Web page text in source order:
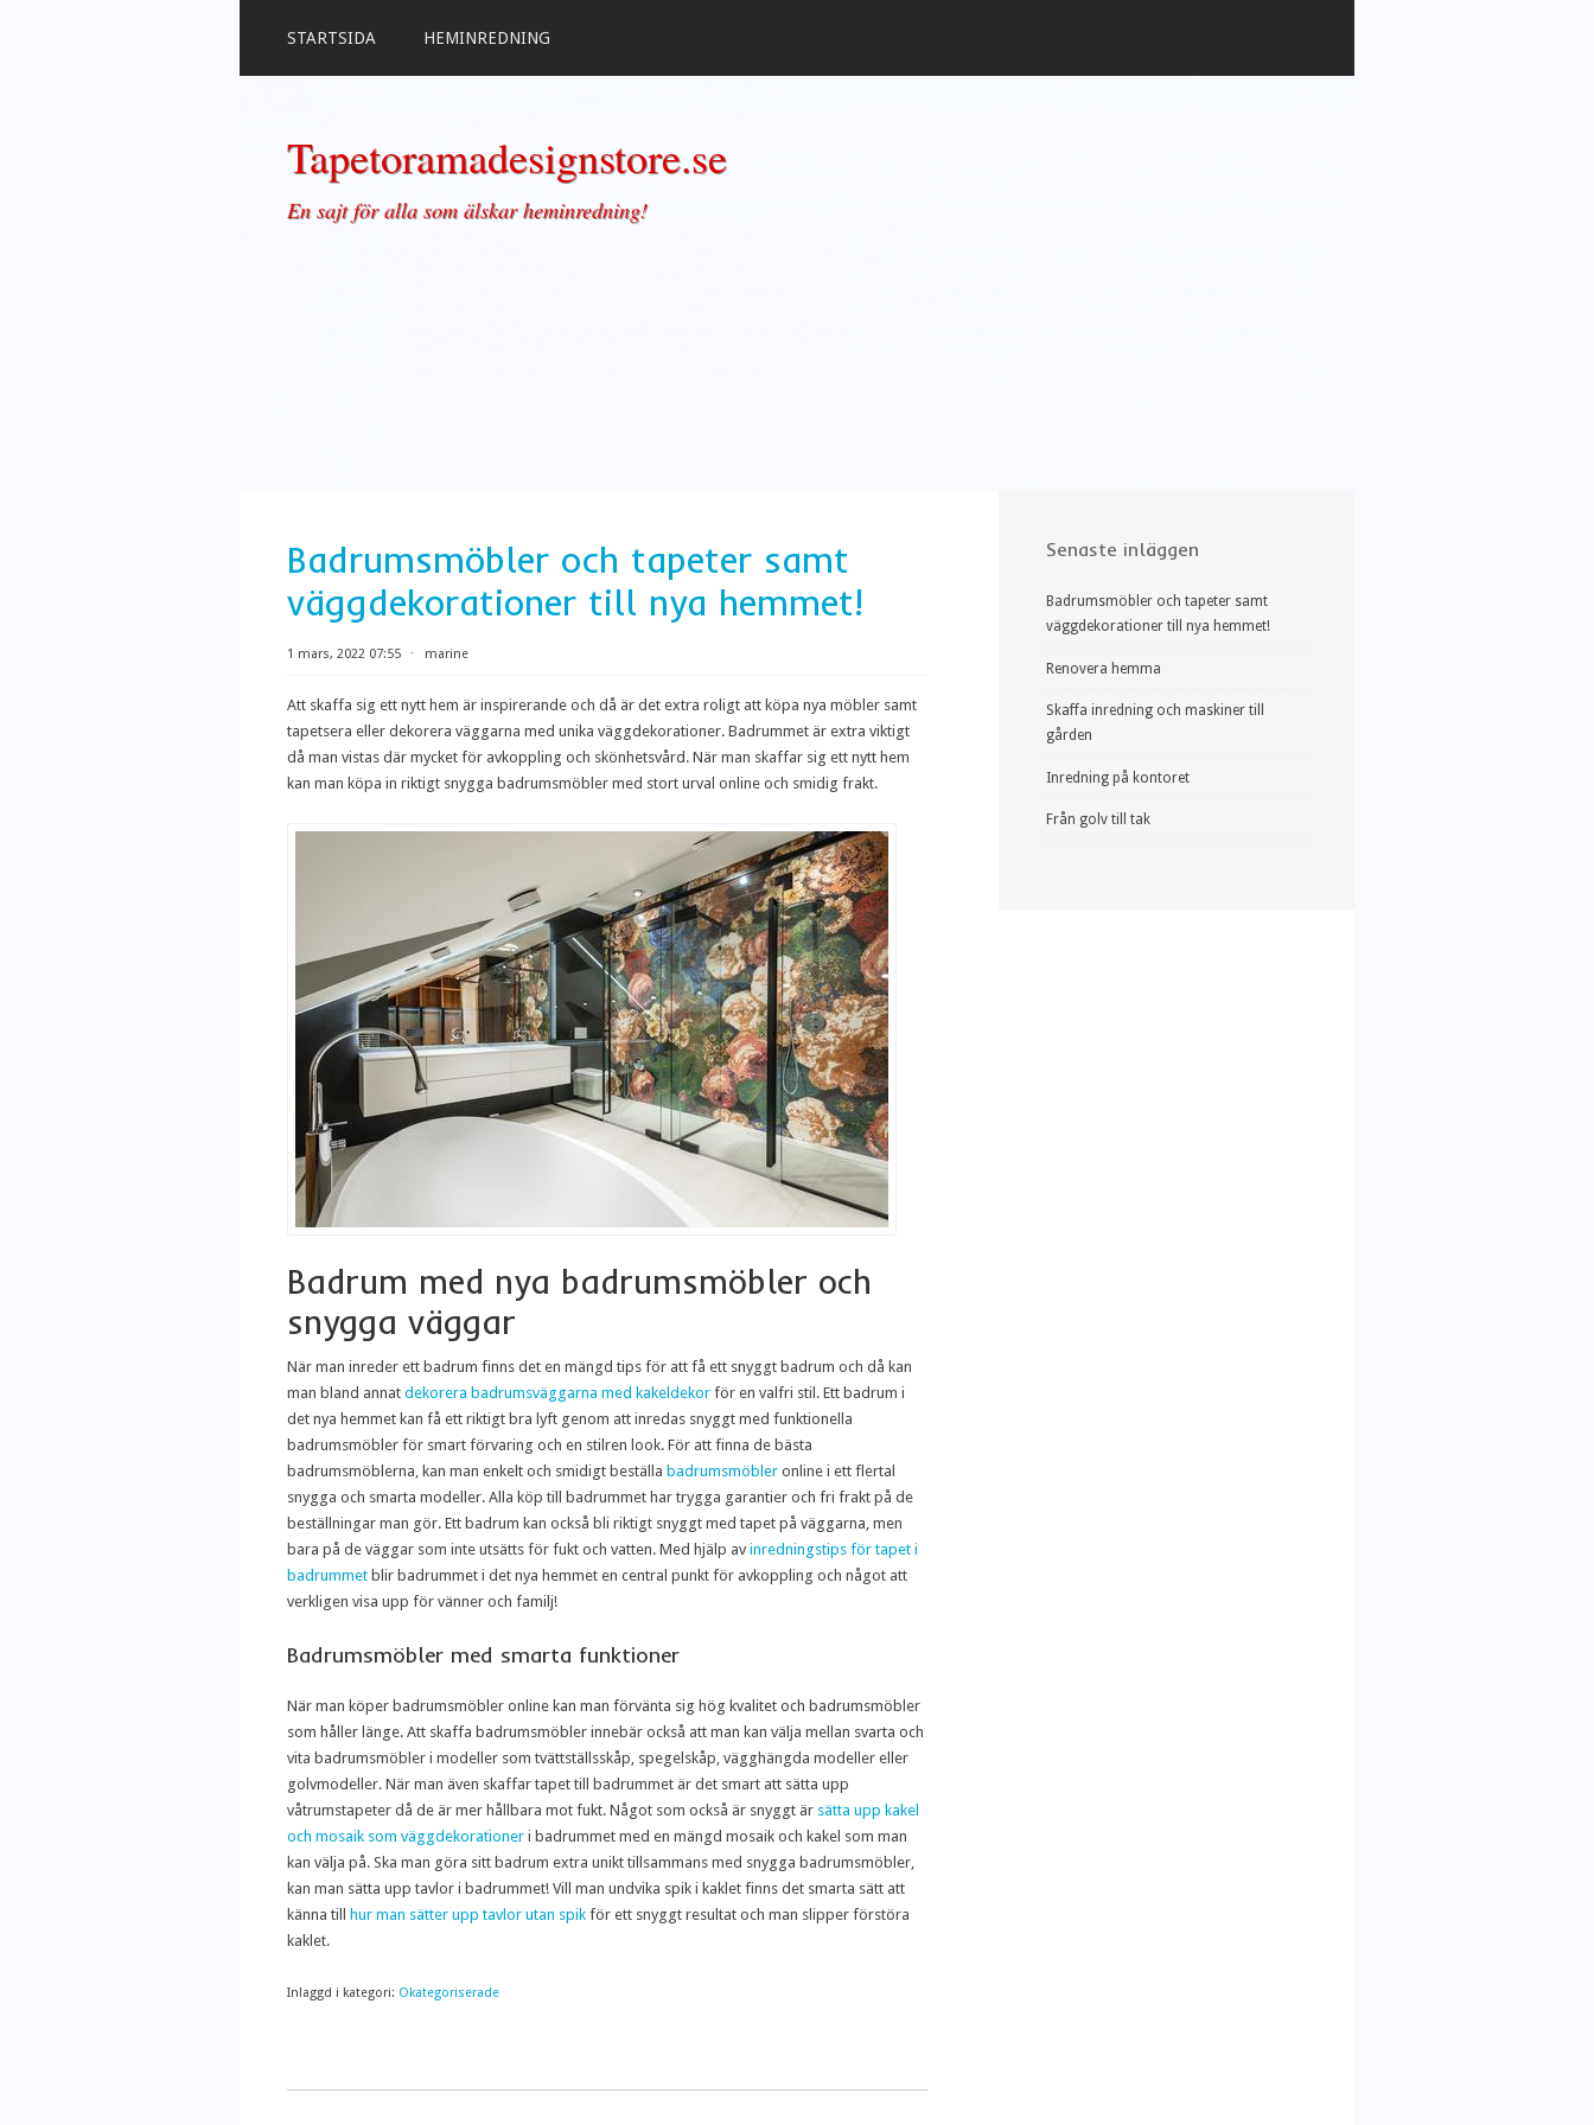
STARTSIDA HEMINREDNING
Tapetoramadesignstore.se
En sajt för alla som älskar heminredning!
Badrumsmöbler och tapeter samt
väggdekorationer till nya hemmet!
1 mars, 2022 07:55 ⋅ marine
Att skaffa sig ett nytt hem är inspirerande och då är det extra roligt att köpa nya möbler samt
tapetsera eller dekorera väggarna med unika väggdekorationer. Badrummet är extra viktigt
då man vistas där mycket för avkoppling och skönhetsvård. När man skaffar sig ett nytt hem
kan man köpa in riktigt snygga badrumsmöbler med stort urval online och smidig frakt.
Badrum med nya badrumsmöbler och
snygga väggar
När man inreder ett badrum finns det en mängd tips för att få ett snyggt badrum och då kan
man bland annat dekorera badrumsväggarna med kakeldekor för en valfri stil. Ett badrum i
det nya hemmet kan få ett riktigt bra lyft genom att inredas snyggt med funktionella
badrumsmöbler för smart förvaring och en stilren look. För att finna de bästa
badrumsmöblerna, kan man enkelt och smidigt beställa badrumsmöbler online i ett flertal
snygga och smarta modeller. Alla köp till badrummet har trygga garantier och fri frakt på de
beställningar man gör. Ett badrum kan också bli riktigt snyggt med tapet på väggarna, men
bara på de väggar som inte utsätts för fukt och vatten. Med hjälp av inredningstips för tapet i
badrummet blir badrummet i det nya hemmet en central punkt för avkoppling och något att
verkligen visa upp för vänner och familj!
Badrumsmöbler med smarta funktioner
När man köper badrumsmöbler online kan man förvänta sig hög kvalitet och badrumsmöbler
som håller länge. Att skaffa badrumsmöbler innebär också att man kan välja mellan svarta och
vita badrumsmöbler i modeller som tvättställsskåp, spegelskåp, vägghängda modeller eller
golvmodeller. När man även skaffar tapet till badrummet är det smart att sätta upp
våtrumstapeter då de är mer hållbara mot fukt. Något som också är snyggt är sätta upp kakel
och mosaik som väggdekorationer i badrummet med en mängd mosaik och kakel som man
kan välja på. Ska man göra sitt badrum extra unikt tillsammans med snygga badrumsmöbler,
kan man sätta upp tavlor i badrummet! Vill man undvika spik i kaklet finns det smarta sätt att
känna till
hur man sätter upp tavlor utan spik för ett snyggt resultat och man slipper förstöra
kaklet.
Inlaggd i kategori: Okategoriserade
Senaste inläggen
Badrumsmöbler och tapeter samt
väggdekorationer till nya hemmet!
Renovera hemma
Skaffa inredning och maskiner till
gården
Inredning på kontoret
Från golv till tak